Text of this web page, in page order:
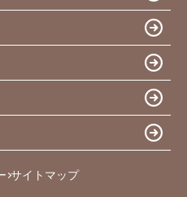
サイトマップ